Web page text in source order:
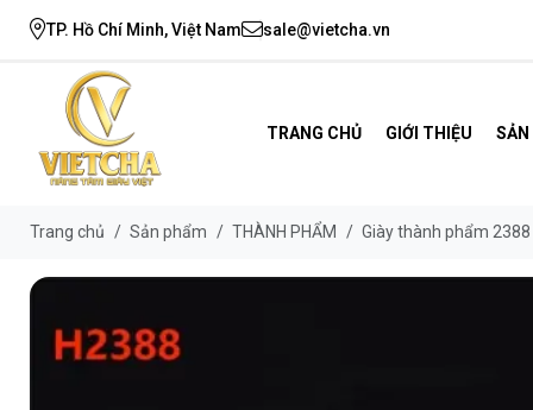
TP. Hồ Chí Minh, Việt Nam sale@vietcha.vn
TRANG CHỦ GIỚI THIỆU
Trang chủ / Sản phẩm / THÀNH PHẨM / Giày thành phẩm 2388